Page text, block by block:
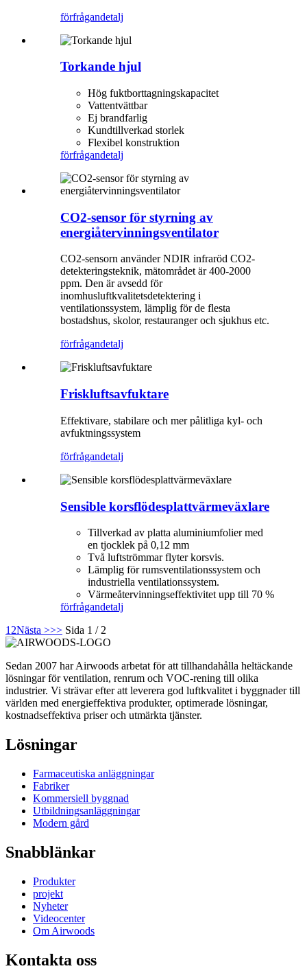
förfrågandetalj
Torkande hjul
Hög fuktborttagningskapacitet
Vattentvättbar
Ej brandfarlig
Kundtillverkad storlek
Flexibel konstruktion
förfrågandetalj
CO2-sensor för styrning av
energiåtervinningsventilator
CO2-sensorn använder NDIR infraröd CO2-
detekteringsteknik, mätområdet är 400-2000
ppm. Den är avsedd för
inomhusluftkvalitetsdetektering i
ventilationssystem, lämplig för de flesta
bostadshus, skolor, restauranger och sjukhus etc.
förfrågandetalj
Friskluftsavfuktare
Effektivare, stabilare och mer pålitliga kyl- och
avfuktningssystem
förfrågandetalj
Sensible korsflödesplattvärmeväxlare
Tillverkad av platta aluminiumfolier med
en tjocklek på 0,12 mm
Två luftströmmar flyter korsvis.
Lämplig för rumsventilationssystem och
industriella ventilationssystem.
Värmeåtervinningseffektivitet upp till 70 %
förfrågandetalj
1 2Nästa >>> Sida 1 / 2
Sedan 2007 har Airwoods arbetat för att tillhandahålla heltäckande
lösningar för ventilation, renrum och VOC-rening till olika
industrier. Vi strävar efter att leverera god luftkvalitet i byggnader till
världen med energieffektiva produkter, optimerade lösningar,
kostnadseffektiva priser och utmärkta tjänster.
Lösningar
Farmaceutiska anläggningar
Fabriker
Kommersiell byggnad
Utbildningsanläggningar
Modern gård
Snabblänkar
Produkter
projekt
Nyheter
Videocenter
Om Airwoods
Kontakta oss